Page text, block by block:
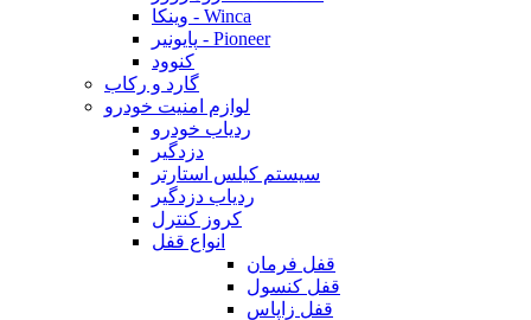
وینکا - Winca
پایونیر - Pioneer
کنوود
گارد و رکاب
لوازم امنیت خودرو
ردیاب خودرو
دزدگیر
سیستم کیلس استارتر
ردیاب دزدگیر
کروز کنترل
انواع قفل
قفل فرمان
قفل کنسول
قفل زاپاس